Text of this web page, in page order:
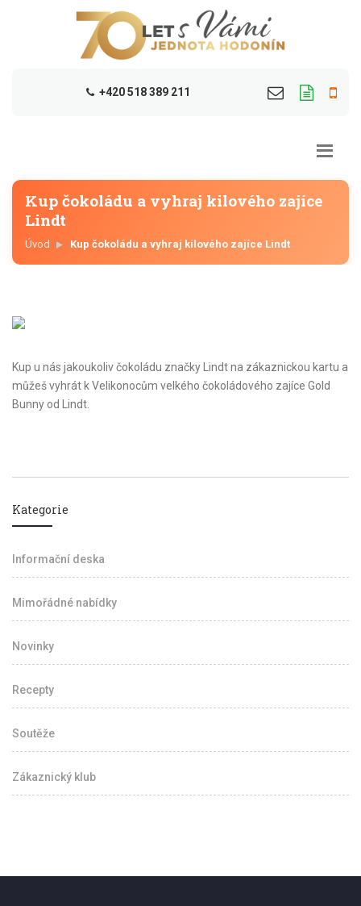
+420 518 389 211
Kup čokoládu a vyhraj kilového zajíce
Lindt
Úvod Kup čokoládu a vyhraj kilového zajíce Lindt
Kup u nás jakoukoliv čokoládu značky Lindt na zákaznickou kartu a
můžeš vyhrát k Velikonocům velkého čokoládového zajíce Gold
Bunny od Lindt.
Kategorie
Informační deska
Mimořádné nabídky
Novinky
Recepty
Soutěže
Zákaznický klub